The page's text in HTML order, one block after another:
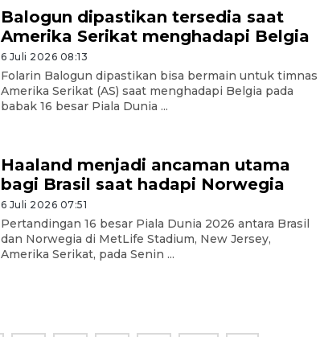
Balogun dipastikan tersedia saat
Amerika Serikat menghadapi Belgia
6 Juli 2026 08:13
Folarin Balogun dipastikan bisa bermain untuk timnas
Amerika Serikat (AS) saat menghadapi Belgia pada
babak 16 besar Piala Dunia ...
Haaland menjadi ancaman utama
bagi Brasil saat hadapi Norwegia
6 Juli 2026 07:51
Pertandingan 16 besar Piala Dunia 2026 antara Brasil
dan Norwegia di MetLife Stadium, New Jersey,
Amerika Serikat, pada Senin ...
30 Juli 2026 09:29
Satgas pangan Pontianak
inspeksi alur distribusi
makanan strategis